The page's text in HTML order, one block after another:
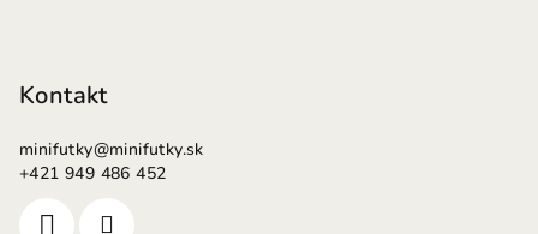
Kontakt
minifutky@minifutky.sk
+421 949 486 452